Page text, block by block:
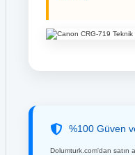
%100 Güven
Dolumturk.com'dan satın